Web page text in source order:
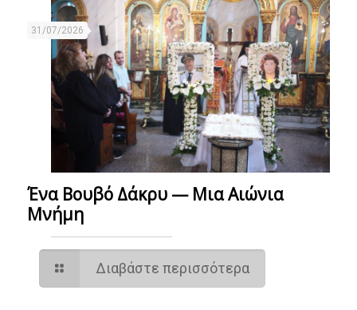
31/07/2026
Ένα Βουβό Δάκρυ — Μια Αιώνια
Μνήμη
Διαβάστε περισσότερα